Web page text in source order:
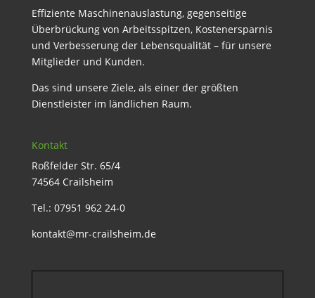
Effiziente Maschinenauslastung, gegenseitige
Überbrückung von Arbeitsspitzen, Kostenersparnis
und Verbesserung der Lebensqualität – für unsere
Mitglieder und Kunden.
Das sind unsere Ziele, als einer der größten
Dienstleister im ländlichen Raum.
Kontakt
Roßfelder Str. 65/4
74564 Crailsheim
Tel.: 07951 962 24-0
kontakt@mr-crailsheim.de